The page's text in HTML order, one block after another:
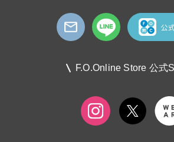
F.O.Online Store 公式